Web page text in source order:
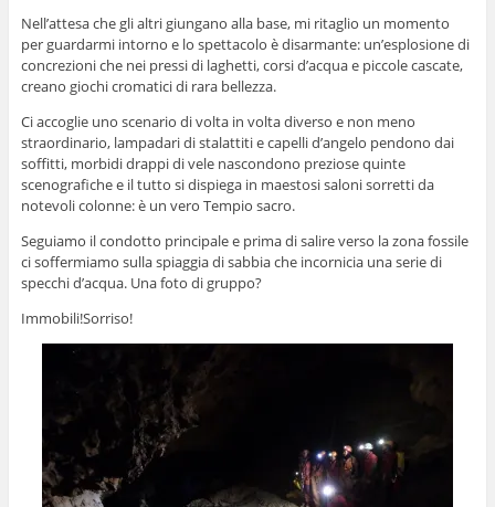
Nell’attesa che gli altri giungano alla base, mi ritaglio un momento
per guardarmi intorno e lo spettacolo è disarmante: un’esplosione di
concrezioni che nei pressi di laghetti, corsi d’acqua e piccole cascate,
creano giochi cromatici di rara bellezza.
Ci accoglie uno scenario di volta in volta diverso e non meno
straordinario, lampadari di stalattiti e capelli d’angelo pendono dai
soffitti, morbidi drappi di vele nascondono preziose quinte
scenografiche e il tutto si dispiega in maestosi saloni sorretti da
notevoli colonne: è un vero Tempio sacro.
Seguiamo il condotto principale e prima di salire verso la zona fossile
ci soffermiamo sulla spiaggia di sabbia che incornicia una serie di
specchi d’acqua. Una foto di gruppo?
Immobili!Sorriso!